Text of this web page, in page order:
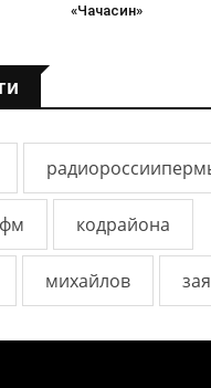
«Чачасин»
кодрайона
михайлов